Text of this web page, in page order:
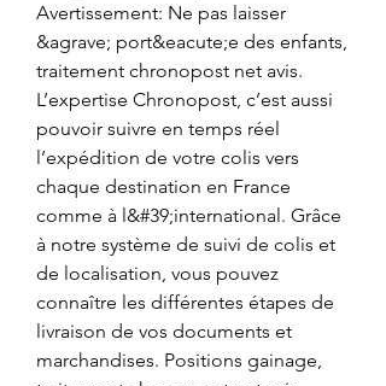
Avertissement: Ne pas laisser
&agrave; port&eacute;e des enfants,
traitement chronopost net avis.
L’expertise Chronopost, c’est aussi
pouvoir suivre en temps réel
l’expédition de votre colis vers
chaque destination en France
comme à l&#39;international. Grâce
à notre système de suivi de colis et
de localisation, vous pouvez
connaître les différentes étapes de
livraison de vos documents et
marchandises. Positions gainage,